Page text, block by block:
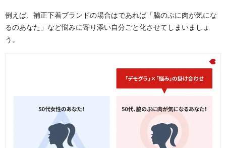
例えば、補正下着ブランドの場合はであれば「脇のぷに肉が気にな
るのあなた」など悩みに寄り添い自分ごと化させてしまいましょ
う。